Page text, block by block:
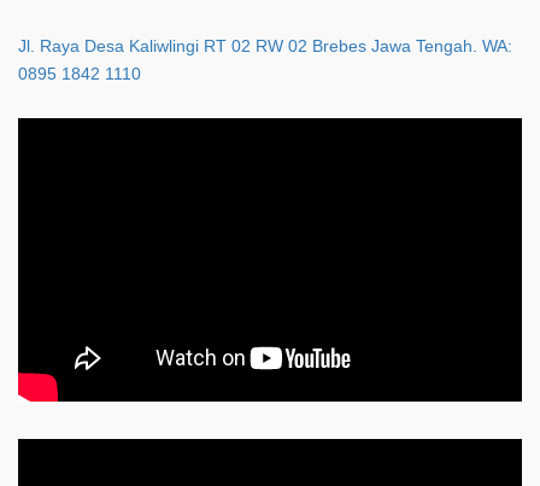
Jl. Raya Desa Kaliwlingi RT 02 RW 02 Brebes Jawa Tengah. WA:
0895 1842 1110